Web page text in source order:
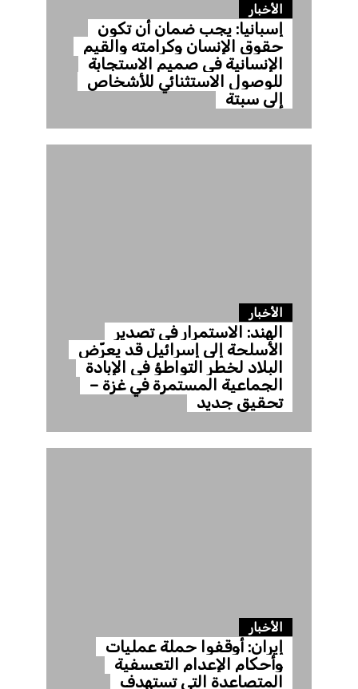
الأخبار
إسبانيا: يجب ضمان أن تكون
حقوق الإنسان وكرامته والقيم
الإنسانية في صميم الاستجابة
للوصول الاستثنائي للأشخاص
إلى سبتة
الأخبار
الهند: الاستمرار في تصدير
الأسلحة إلى إسرائيل قد يعرّض
البلاد لخطر التواطؤ في الإبادة
الجماعية المستمرة في غزة –
تحقيق جديد
الأخبار
إيران: أوقفوا حملة عمليات
وأحكام الإعدام التعسفية
المتصاعدة التي تستهدف